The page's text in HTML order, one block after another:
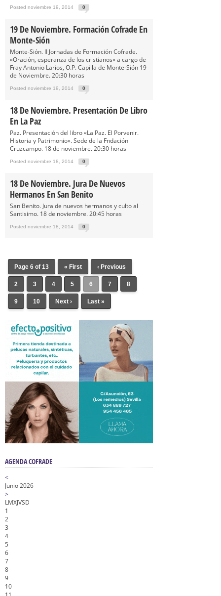
Posted noviembre 19, 2014 0
19 De Noviembre. Formación Cofrade En
Monte-Sión
Monte-Sión. II Jornadas de Formación Cofrade.
«Oración, esperanza de los cristianos» a cargo de
Fray Antonio Larios, O.P. Capilla de Monte-Sión 19
de Noviembre. 20:30 horas
Posted noviembre 19, 2014 0
18 De Noviembre. Presentación De Libro
En La Paz
Paz. Presentación del libro «La Paz. El Porvenir.
Historia y Patrimonio». Sede de la Fndación
Cruzcampo. 18 de noviembre. 20:30 horas
Posted noviembre 18, 2014 0
18 De Noviembre. Jura De Nuevos
Hermanos En San Benito
San Benito. Jura de nuevos hermanos y culto al
Santisimo. 18 de noviembre. 20:45 horas
Posted noviembre 18, 2014 0
Page 6 of 13 « First ‹ Previous
2 3 4 5 6 7 8
9 10 Next › Last »
AGENDA COFRADE
<
Junio 2026
>
LMXJVSD
1
2
3
4
5
6
7
8
9
10